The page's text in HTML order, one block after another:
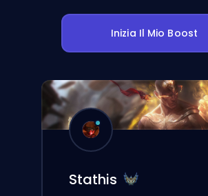
Inizia Il Mio Boost
Stathis